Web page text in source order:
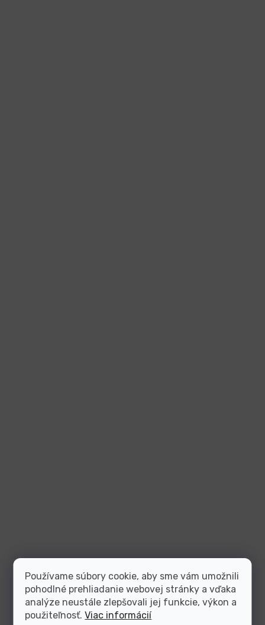
Používame súbory cookie, aby sme vám umožnili
pohodlné prehliadanie webovej stránky a vďaka
analýze neustále zlepšovali jej funkcie, výkon a
použiteľnosť.Viac informácií